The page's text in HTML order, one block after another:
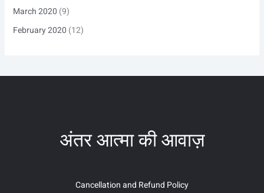
March 2020 (9)
February 2020 (12)
अंतर आत्मा की आवाज़
Cancellation and Refund Policy